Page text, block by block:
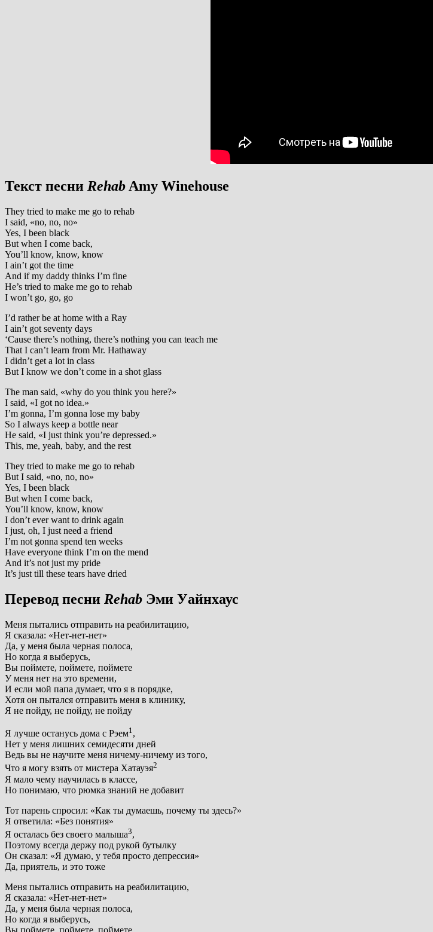
Текст песни RehabAmy Winehouse
They tried to make me go to rehab
I said, «no, no, no»
Yes, I been black
But when I come back,
You’ll know, know, know
I ain’t got the time
And if my daddy thinks I’m fine
He’s tried to make me go to rehab
I won’t go, go, go
I’d rather be at home with a Ray
I ain’t got seventy days
‘Cause there’s nothing, there’s nothing you can teach me
That I can’t learn from Mr. Hathaway
I didn’t get a lot in class
But I know we don’t come in a shot glass
The man said, «why do you think you here?»
I said, «I got no idea.»
I’m gonna, I’m gonna lose my baby
So I always keep a bottle near
He said, «I just think you’re depressed.»
This, me, yeah, baby, and the rest
They tried to make me go to rehab
But I said, «no, no, no»
Yes, I been black
But when I come back,
You’ll know, know, know
I don’t ever want to drink again
I just, oh, I just need a friend
I’m not gonna spend ten weeks
Have everyone think I’m on the mend
And it’s not just my pride
It’s just till these tears have dried
Перевод песни Rehab Эми Уайнхаус
Меня пытались отправить на реабилитацию,
Я сказала: «Нет-нет-нет»
Да, у меня была черная полоса,
Но когда я выберусь,
Вы поймете, поймете, поймете
У меня нет на это времени,
И если мой папа думает, что я в порядке,
Хотя он пытался отправить меня в клинику,
Я не пойду, не пойду, не пойду
Я лучше останусь дома с Рэем1 ,
Нет у меня лишних семидесяти дней
Ведь вы не научите меня ничему-ничему из того,
Что я могу взять от мистера Хатауэя2
Я мало чему научилась в классе,
Но понимаю, что рюмка знаний не добавит
Тот парень спросил: «Как ты думаешь, почему ты здесь?»
Я ответила: «Без понятия»
Я осталась без своего малыша3,
Поэтому всегда держу под рукой бутылку
Он сказал: «Я думаю, у тебя просто депрессия»
Да, приятель, и это тоже
Меня пытались отправить на реабилитацию,
Я сказала: «Нет-нет-нет»
Да, у меня была черная полоса,
Но когда я выберусь,
Вы поймете, поймете, поймете